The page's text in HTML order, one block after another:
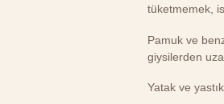
tüketmemek,
Pamuk ve
giysilerden
Yatak ve